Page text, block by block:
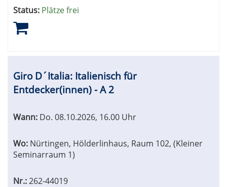
Status: Plätze frei
Giro D´Italia: Italienisch für
Entdecker(innen) - A 2
Wann: Do. 08.10.2026, 16.00 Uhr
Wo: Nürtingen, Hölderlinhaus, Raum 102, (Kleiner
Seminarraum 1)
Nr.:262-44019